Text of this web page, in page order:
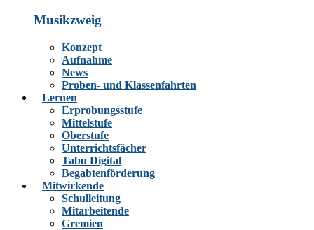
Musikzweig
Konzept
Aufnahme
News
Proben- und Klassenfahrten
Lernen
Erprobungsstufe
Mittelstufe
Oberstufe
Unterrichtsfächer
Tabu Digital
Begabtenförderung
Mitwirkende
Schulleitung
Mitarbeitende
Gremien